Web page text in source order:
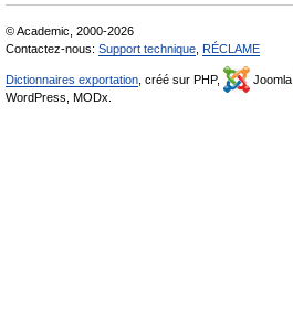
© Academic, 2000-2026
Contactez-nous: Support technique RÉCLAME
Dictionnaires exportation , créé sur PHP, Joomla,
WordPress, MODx.